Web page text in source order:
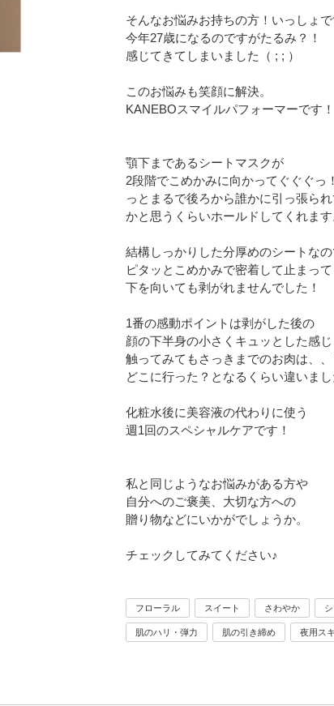
そんなお悩みお持ちの方！いっしょで
今年27歳になるのですがたるみ？！
感じてきてしまいました（ ; ; ）
このお悩みも笑顔に解決。
KANEBOスマイルパフォーマーです！
顎下まであるシートマスクが
2段階でこめかみに向かってぐぐぐっ！
っとまるで後ろから誰かに引っ張られ
かと思うくらいホールドしてくれます
結構しっかりした分厚めのシートな
ピタッとこめかみで密着して止まっ
下を向いても剥がれませんでした！
1番の感動ポイントは剥がした後の
顔の下半身の小さくキュッとした感じ
触ってみてもさっきまでのお肉は、、
どこに行った？となるくらい違いまし
化粧水後に美容液の代わりに使う
週1回のスペシャルケアです！
私と同じようなお悩みがある方や
自分へのご褒美、大切な方への
贈り物などにいかがでしょうか。
チェックしてみてください♪
フローラル スイート さわやか
肌のハリ・弾力 肌の引き締め 夜用ス